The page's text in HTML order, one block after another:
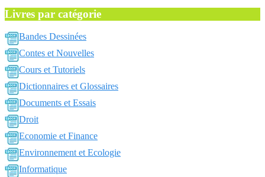
Livres par catégorie
Bandes Dessinées
Contes et Nouvelles
Cours et Tutoriels
Dictionnaires et Glossaires
Documents et Essais
Droit
Economie et Finance
Environnement et Ecologie
Informatique